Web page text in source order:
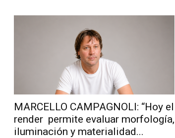
MARCELLO CAMPAGNOLI: “Hoy el
render permite evaluar morfología,
iluminación y materialidad...